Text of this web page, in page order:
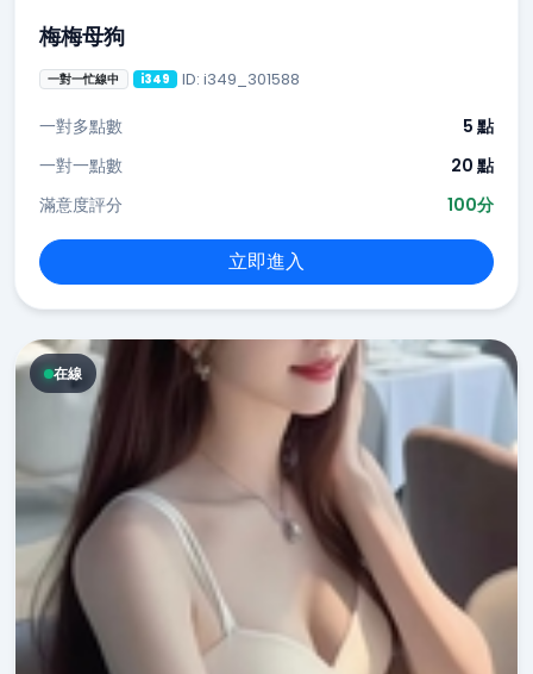
梅梅母狗
一對一忙線中 i349 ID: i349_301588
一對多點數
5 點
一對一點數
20 點
滿意度評分
100分
立即進入
在線